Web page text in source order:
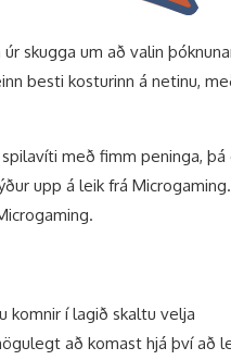
skugga um að valin
besti kosturinn á netinu,
með fimm peninga,
upp á leik frá
komnir í lagið skaltu velja
að komast hjá því að